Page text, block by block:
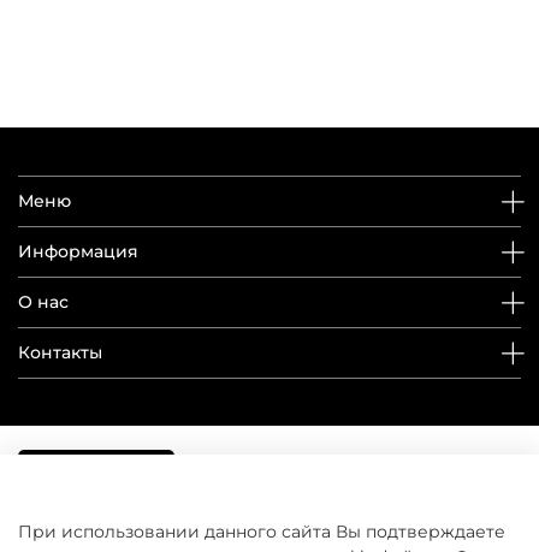
Меню
Информация
О нас
Контакты
При использовании данного сайта Вы подтверждаете